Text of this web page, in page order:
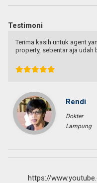
Testimoni
Terima kasih untuk agent
property, sebentar aja udah
Rendi
Dokter
Lampung
https://